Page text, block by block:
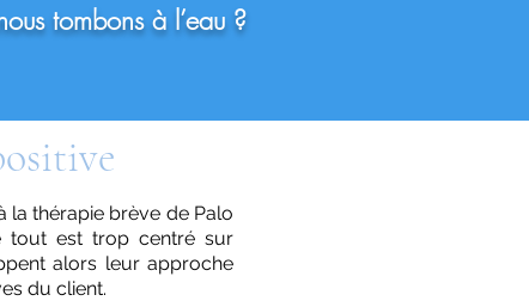
tombons à l’eau ?
la thérapie brève de Palo
tout est trop centré sur
alors leur approche
du client.